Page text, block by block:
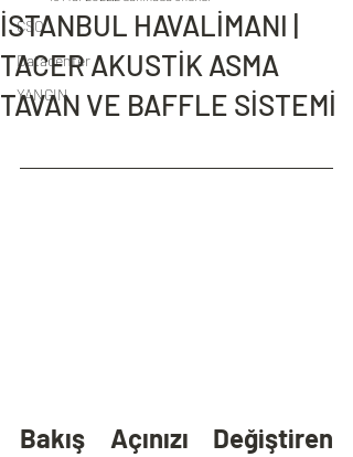
CSO
Datacenter
YANGIN
İSTANBUL HAVALİMANI |
TACER AKUSTİK ASMA
TAVAN VE BAFFLE SİSTEMİ
Bakış Açınızı Değiştiren